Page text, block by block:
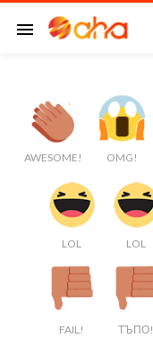
menu
AWESOME! OMG!
LOL LOL
FAIL! ТЪПО!